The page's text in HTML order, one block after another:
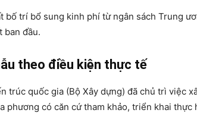
trí bổ sung kinh phí từ ngân sách Trung
ban đầu.
theo điều kiện thực tế
trúc quốc gia (Bộ Xây dựng) đã chủ trì việc
phương có căn cứ tham khảo, triển khai thực